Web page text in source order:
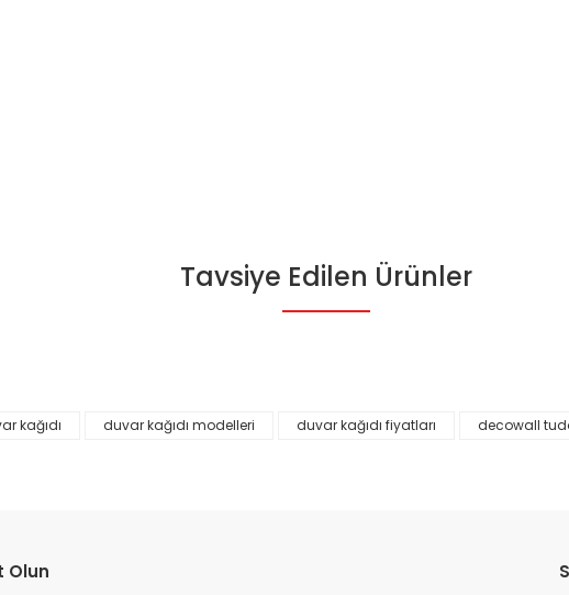
Bu ürüne ilk yorumu siz yapın!
konularda yetersiz gördüğünüz noktaları öneri formunu kullanarak
Tavsiye Edilen Ürünler
kağıdı duvar kağıdı modelleri duvar kağıdı fiyatları decowall
Olun